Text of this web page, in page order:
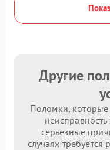
Другие
Поломки,
серьезные
случаях